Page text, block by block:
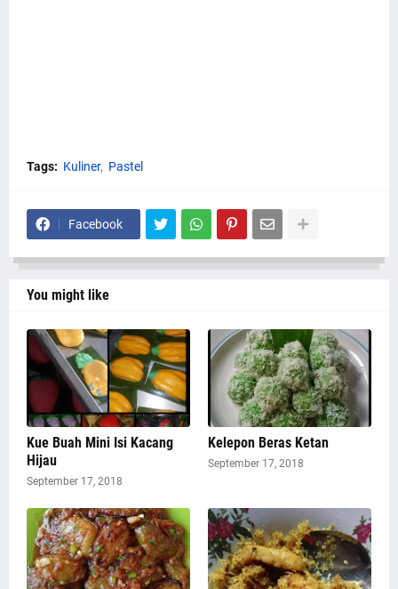
Tags: Kuliner Pastel
Facebook
You might like
Kue Buah Mini Isi Kacang
Hijau
September 17, 2018
Kelepon Beras Ketan
September 17, 2018